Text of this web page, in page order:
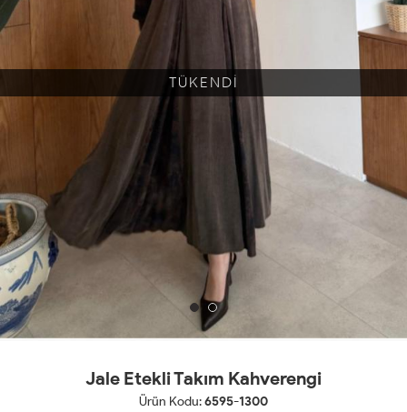
TÜKENDİ
Jale Etekli Takım Kahverengi
Ürün Kodu:6595-1300